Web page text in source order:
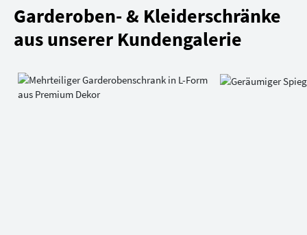
Garderoben- & Kleiderschränke
aus unserer Kundengalerie